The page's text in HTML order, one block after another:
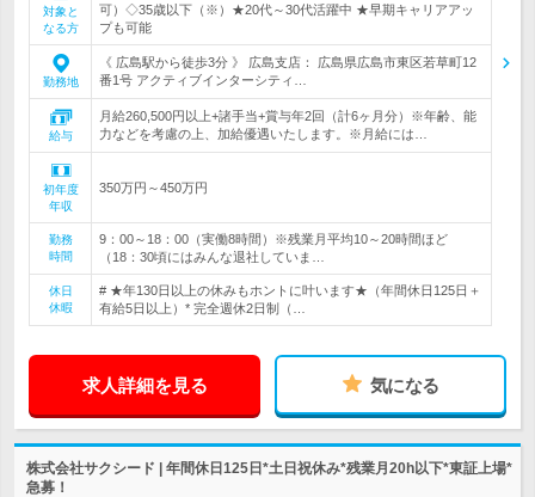
対象と
なる方
可）◇35歳以下（※）★20代～30代活躍中 ★早期キャリアアッ
プも可能
勤務地
《 広島駅から徒歩3分 》 広島支店： 広島県広島市東区若草町12
番1号 アクティブインターシティ…
給与
月給260,500円以上+諸手当+賞与年2回（計6ヶ月分）※年齢、能
力などを考慮の上、加給優遇いたします。※月給には…
初年度
年収
350万円～450万円
勤務
時間
9：00～18：00（実働8時間）※残業月平均10～20時間ほど
（18：30頃にはみんな退社していま…
休日
休暇
# ★年130日以上の休みもホントに叶います★（年間休日125日＋
有給5日以上）* 完全週休2日制（…
求人詳細を見る 気になる
株式会社サクシード | 年間休日125日*土日祝休み*残業月20h以下*東証上場*
急募！